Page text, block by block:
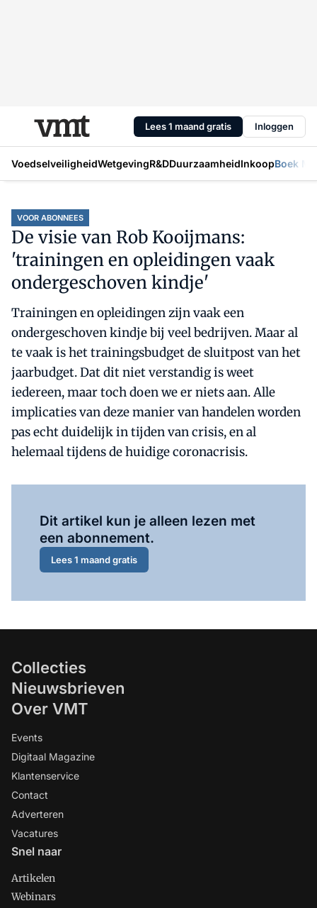
Lees 1 maand gratis Inloggen
VoedselveiligheidWetgevingR&DDuurzaamheidInkoopBoek
VOOR ABONNEES
De visie van Rob Kooijmans:
'trainingen en opleidingen vaak
ondergeschoven kindje'
Trainingen en opleidingen zijn vaak een
ondergeschoven kindje bij veel bedrijven. Maar al
te vaak is het trainingsbudget de sluitpost van het
jaarbudget. Dat dit niet verstandig is weet
iedereen, maar toch doen we er niets aan. Alle
implicaties van deze manier van handelen worden
pas echt duidelijk in tijden van crisis, en al
helemaal tijdens de huidige coronacrisis.
Dit artikel kun je alleen lezen met
een abonnement.
Lees 1 maand gratis
Collecties
Nieuwsbrieven
Over VMT
Events
Digitaal Magazine
Klantenservice
Contact
Adverteren
Vacatures
Snel naar
Artikelen
Webinars